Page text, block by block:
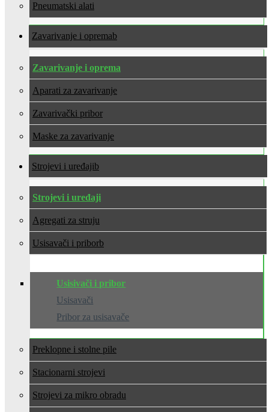
Pneumatski alati
Zavarivanje i oprema
Zavarivanje i oprema
Aparati za zavarivanje
Zavarivački pribor
Maske za zavarivanje
Strojevi i uređaji
Strojevi i uređaji
Agregati za struju
Usisavači i pribor
Usisivači i pribor
Usisavači
Pribor za usisavače
Preklopne i stolne pile
Stacionarni strojevi
Strojevi za mikro obradu